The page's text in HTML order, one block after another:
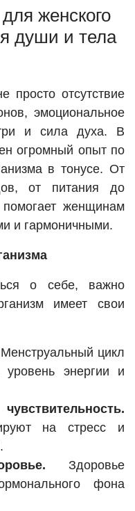
женского
души и тела
просто отсутствие
эмоциональное
и сила духа. В
огромный опыт по
в тонусе. От
от питания до
женщинам
и гармоничными.
о себе, важно
имеет свои
Менструальный цикл
уровень энергии и
на стресс и
Здоровье
фона